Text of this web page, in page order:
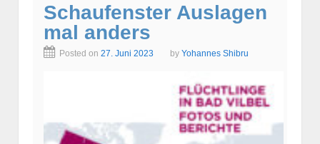
Schaufenster Auslagen
mal anders
Posted on 27. Juni 2023 by Yohannes Shibru